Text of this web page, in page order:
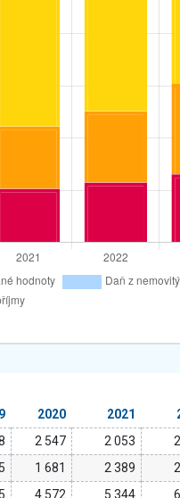
2020 2021
2 547 2 053
1 681 2 389
4 572 5 344